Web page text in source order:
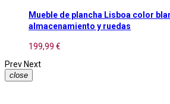
Mueble de plancha Lisboa color
almacenamiento y ruedas
199,99 €
PrevNext
close